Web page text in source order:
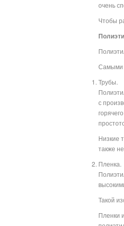
Чтобы
Самыми
Трубы.
с
Низкие
также
Пленка.
Такой
Пленки